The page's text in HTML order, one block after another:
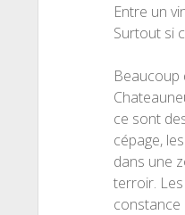
Entre un
Surtout si
Beaucoup
ce sont
cépage,
dans une
terroir.
constance